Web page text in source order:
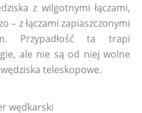
z wilgotnymi łączami,
– z łączami zapiaszczonymi
Przypadłość ta trapi
ale nie są od niej wolne
teleskopowe.